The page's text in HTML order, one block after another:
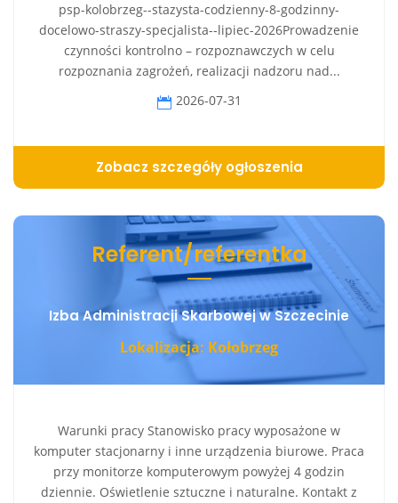
psp-kolobrzeg--stazysta-codzienny-8-godzinny-
docelowo-straszy-specjalista--lipiec-2026Prowadzenie
czynności kontrolno – rozpoznawczych w celu
rozpoznania zagrożeń, realizacji nadzoru nad...
2026-07-31
Zobacz szczegóły ogłoszenia
Referent/referentka
Izba Administracji Skarbowej w Szczecinie
Lokalizacja: Kołobrzeg
Warunki pracy Stanowisko pracy wyposażone w
komputer stacjonarny i inne urządzenia biurowe. Praca
przy monitorze komputerowym powyżej 4 godzin
dziennie. Oświetlenie sztuczne i naturalne. Kontakt z